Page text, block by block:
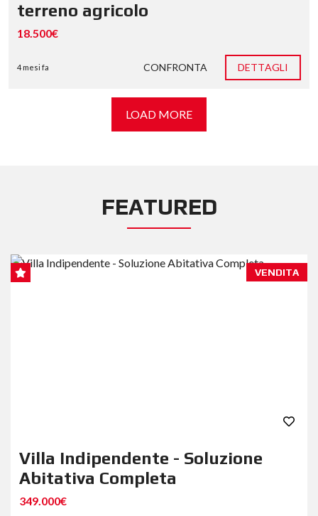
terreno agricolo
18.500€
4 mesi fa CONFRONTA DETTAGLI
LOAD MORE
FEATURED
VENDITA
Villa Indipendente - Soluzione
Abitativa Completa
349.000€